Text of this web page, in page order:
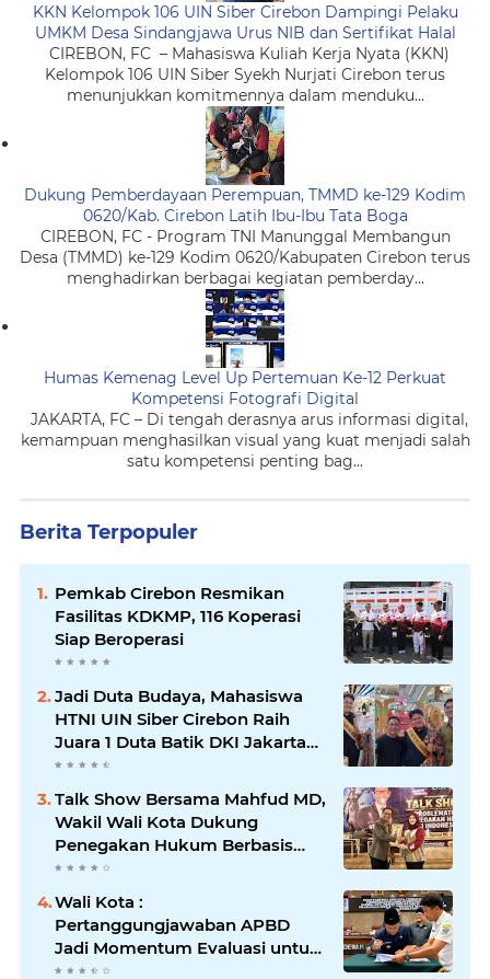
KKN Kelompok 106 UIN Siber Cirebon Dampingi Pelaku
UMKM Desa Sindangjawa Urus NIB dan Sertifikat Halal
CIREBON, FC – Mahasiswa Kuliah Kerja Nyata (KKN)
Kelompok 106 UIN Siber Syekh Nurjati Cirebon terus
menunjukkan komitmennya dalam menduku...
Dukung Pemberdayaan Perempuan, TMMD ke-129 Kodim
0620/Kab. Cirebon Latih Ibu-Ibu Tata Boga
CIREBON, FC - Program TNI Manunggal Membangun
Desa (TMMD) ke-129 Kodim 0620/Kabupaten Cirebon terus
menghadirkan berbagai kegiatan pemberday...
Humas Kemenag Level Up Pertemuan Ke-12 Perkuat
Kompetensi Fotografi Digital
JAKARTA, FC – Di tengah derasnya arus informasi digital,
kemampuan menghasilkan visual yang kuat menjadi salah
satu kompetensi penting bag...
Berita Terpopuler
Pemkab Cirebon Resmikan
Fasilitas KDKMP, 116 Koperasi
Siap Beroperasi
Jadi Duta Budaya, Mahasiswa
HTNI UIN Siber Cirebon Raih
Juara 1 Duta Batik DKI Jakarta
2026
Talk Show Bersama Mahfud MD,
Wakil Wali Kota Dukung
Penegakan Hukum Berbasis
Integritas
Wali Kota :
Pertanggungjawaban APBD
Jadi Momentum Evaluasi untuk
Meningkatkan Kualitas